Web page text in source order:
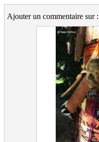
Ajouter un commentaire sur :